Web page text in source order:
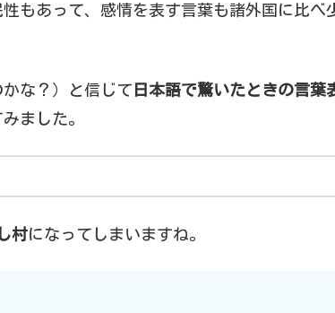
もあって、感情を表す言葉も諸外国に比べ
な？）と信じて 日本語で驚いたときの言葉
ました。
村になってしまいますね。